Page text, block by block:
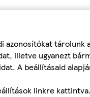
illetve ugyanezt
A beállításaid
linkre kattintva.